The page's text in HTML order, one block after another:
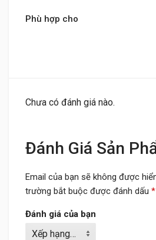
Phù hợp cho
Chưa có đánh giá nào.
Đánh Giá Sản
Email của bạn sẽ không được
trường bắt buộc được đánh dấu *
Đánh giá của bạn